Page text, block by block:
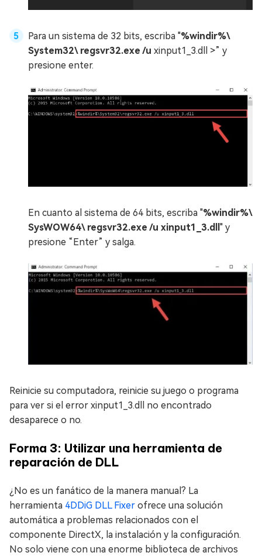
Para un sistema de 32 bits, escriba "%windir%\
System32\ regsvr32.exe /u xinput1_3.dll >” y
presione enter.
En cuanto al sistema de 64 bits, escriba "%windir%\
SysWOW64\ regsvr32.exe /u xinput1_3.dll " y
presione “Enter” y salga.
Reinicie su computadora, reinicie su juego o programa
para ver si el error xinput1_3.dll no encontrado
desaparece o no.
Forma 3: Utilizar una herramienta de
reparación de DLL
¿No es un fanático de la manera manual? La
herramienta 4DDiG DLL Fixer ofrece una solución
automática a problemas relacionados con el
componente DirectX, la instalación y la configuración.
No solo viene con una enorme biblioteca de archivos